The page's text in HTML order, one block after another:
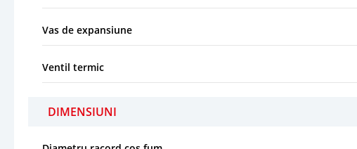
Vas de expansiune
Ventil termic
DIMENSIUNI